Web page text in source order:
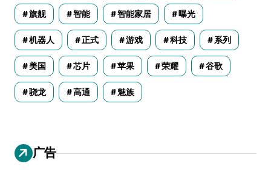
旗舰 智能 智能家居 曝光
机器人 正式 游戏 科技 系列
美国 芯片 苹果 荣耀 谷歌
骁龙 高通 魅族
广告